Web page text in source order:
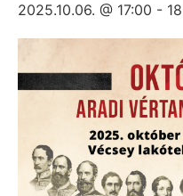
2025.10.06. @ 17:00 -